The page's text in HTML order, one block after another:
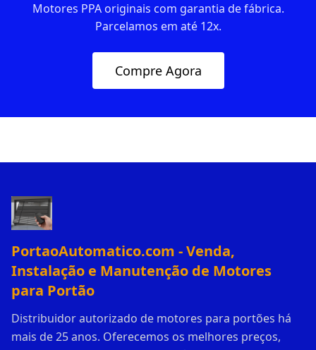
Motores PPA originais com garantia de fábrica.
Parcelamos em até 12x.
Compre Agora
PortaoAutomatico.com - Venda,
Instalação e Manutenção de Motores
para Portão
Distribuidor autorizado de motores para portões há
mais de 25 anos. Oferecemos os melhores preços,